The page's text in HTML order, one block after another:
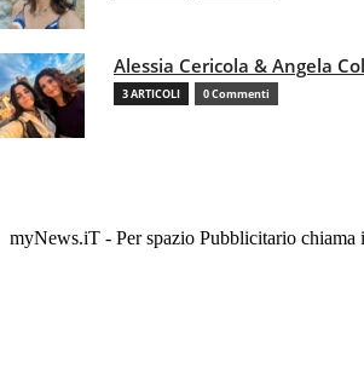
Alessia Cericola & Angela
3 ARTICOLI 0 Commenti
myNews.iT - Per spazio Pubblicitario chiama